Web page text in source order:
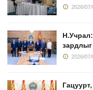
2026/
зардлыг
2026/